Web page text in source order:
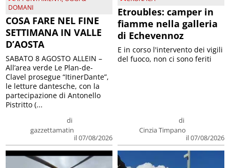
DOMANI
COSA FARE NEL FINE
SETTIMANA IN VALLE
D’AOSTA
di
gazzettamatin
il 07/08/2026
SABATO 8 AGOSTO ALLEIN –
All’area verde Le Plan-de-
Clavel prosegue “ItinerDante”,
le letture dantesche, con la
partecipazione di Antonello
Pistritto (...
Etroubles: camper in
fiamme nella galleria
di Echevennoz
di
Cinzia Timpano
il 07/08/2026
E in corso l'intervento dei vigili
del fuoco, non ci sono feriti